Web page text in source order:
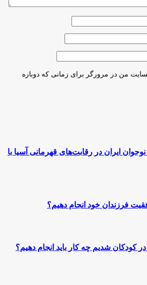
من در مرورگر برای زمانی که دوباره
ایران در رقابت‌های قهرمانی آسیا با
فرزندان خود انجام دهیم؟
کودکان شدیم چه کار باید انجام دهیم؟